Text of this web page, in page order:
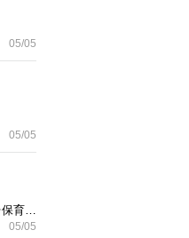
05/05
05/05
05/05